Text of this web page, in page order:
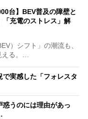
台】BEV普及の障壁と
「充電のストレス」解
）シフト」の潮流も、
える。…
で実感した「フォレスタ
うのには理由があっ